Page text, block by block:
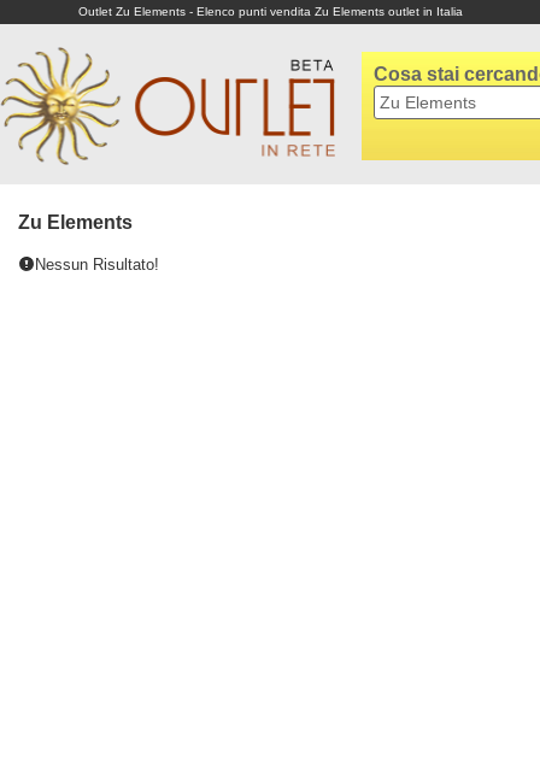
Outlet Zu Elements - Elenco punti vendita Zu Elements outlet in Italia
Cosa stai
Zu Elements
Nessun Risultato!